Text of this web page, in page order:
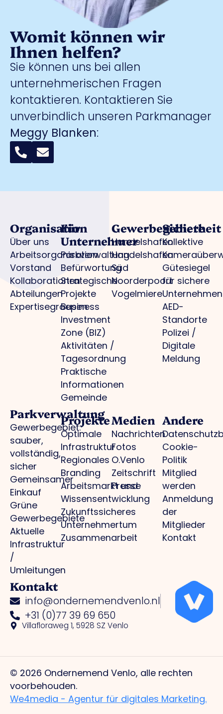
Womit können wir
Ihnen helfen?
Sie können uns bei allen
unternehmerischen Fragen
kontaktieren. Kontaktieren Sie
unverbindlich unseren Parkmanager
Meggy Blanken:
Organisation
Über uns
Arbeitsorganisation
Vorstand
Kollaborationen
Abteilungen
Expertisegroepen
Für
Unternehmer
Parkverwaltung
Befürwortung
Strategische
Projekte
Business
Investment
Zone (BIZ)
Aktivitäten /
Tagesordnung
Praktische
Informationen
Gemeinde
Gewerbegebiete
Handelshafen
Handelshafen
Süd
Noorderpoort
Vogelmiere
Sicherheit
Kollektive
Gütesiegel
für sichere
Unternehmen
AED-
Standorte
Polizei /
Digitale
Meldung
Parkverwaltung
Gewerbegebiet:
sauber,
vollständig,
sicher
Gemeinsamer
Einkauf
Grüne
Gewerbegebiete
Aktuelle
Infrastruktur
/
Umleitungen
Projekte
Optimale
Infrastruktur
Regionales
Branding
Arbeitsmarkt und
Wissensentwicklung
Zukunftssicheres
Unternehmertum
Zusammenarbeit
Medien
Nachrichten
Fotos
O.Venlo
Zeitschrift
Presse
Andere
Cookie-
Politik
Mitglied
werden
Anmeldung
der
Mitglieder
Kontakt
Kontakt
info@ondernemendvenlo.nl
+31 (0)77 39 69 650
Villafloraweg 1, 5928 SZ Venlo
© 2026 Ondernemend Venlo, alle rechten
voorbehouden.
We4media - Agentur für digitales Marketing.